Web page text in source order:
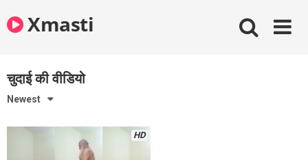
to
contentXmasti
चुदाई की वीडियो
Newest
HD